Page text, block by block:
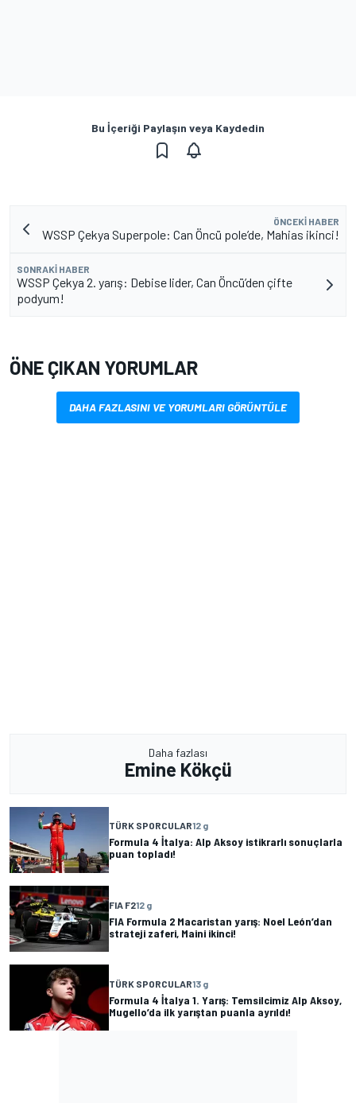
Bu İçeriği Paylaşın veya Kaydedin
ÖNCEKI HABER
WSSP Çekya Superpole: Can Öncü pole’de, Mahias ikinci!
SONRAKI HABER
WSSP Çekya 2. yarış: Debise lider, Can Öncü’den çifte
podyum!
ÖNE ÇIKAN YORUMLAR
DAHA FAZLASINI VE YORUMLARI GÖRÜNTÜLE
Daha fazlası
Emine Kökçü
TÜRK SPORCULAR12 g
Formula 4 İtalya: Alp Aksoy istikrarlı sonuçlarla
puan topladı!
FIA F212 g
FIA Formula 2 Macaristan yarış: Noel León’dan
strateji zaferi, Maini ikinci!
TÜRK SPORCULAR13 g
Formula 4 İtalya 1. Yarış: Temsilcimiz Alp Aksoy,
Mugello’da ilk yarıştan puanla ayrıldı!